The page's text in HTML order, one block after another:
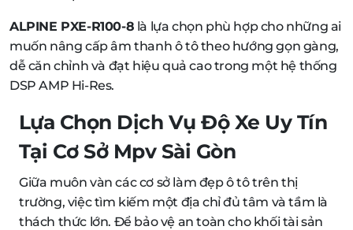
ALPINE PXE-R100-8 là lựa chọn phù hợp cho những ai
muốn nâng cấp âm thanh ô tô theo hướng gọn gàng,
dễ căn chỉnh và đạt hiệu quả cao trong một hệ thống
DSP AMP Hi-Res.
Lựa Chọn Dịch Vụ Độ Xe Uy Tín
Tại Cơ Sở Mpv Sài Gòn
Giữa muôn vàn các cơ sở làm đẹp ô tô trên thị
trường, việc tìm kiếm một địa chỉ đủ tâm và tầm là
thách thức lớn. Để bảo vệ an toàn cho khối tài sản